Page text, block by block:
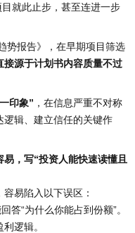
就此止步，甚至连进一步
势报告》，在早期项目筛选
接源于计划书内容质量不过
印象” ，在信息严重不对称
逻辑、建立信任的关键作
，写“投资人能快速读懂且
易陷入以下误区：
答“为什么你能占到份额”。
逻辑。